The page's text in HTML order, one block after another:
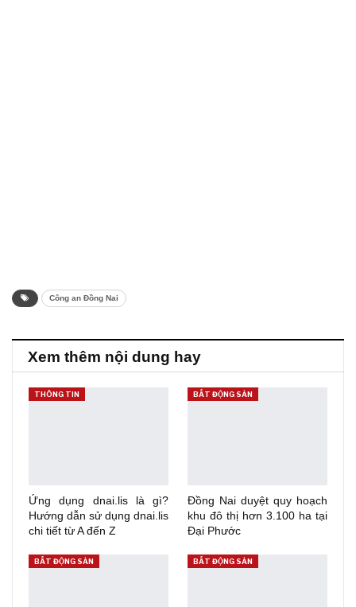
Công an Đồng Nai
Xem thêm nội dung hay
THÔNG TIN
Ứng dụng dnai.lis là gì?
Hướng dẫn sử dụng dnai.lis
chi tiết từ A đến Z
BẤT ĐỘNG SẢN
Đồng Nai duyệt quy hoạch
khu đô thị hơn 3.100 ha tại
Đại Phước
BẤT ĐỘNG SẢN BẤT ĐỘNG SẢN